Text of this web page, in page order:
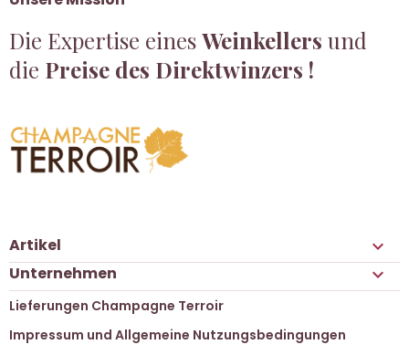
Die Expertise einesWeinkellers und
die Preise des Direktwinzers !
Artikel 
Unternehmen 
Lieferungen Champagne Terroir
Impressum und Allgemeine Nutzungsbedingungen